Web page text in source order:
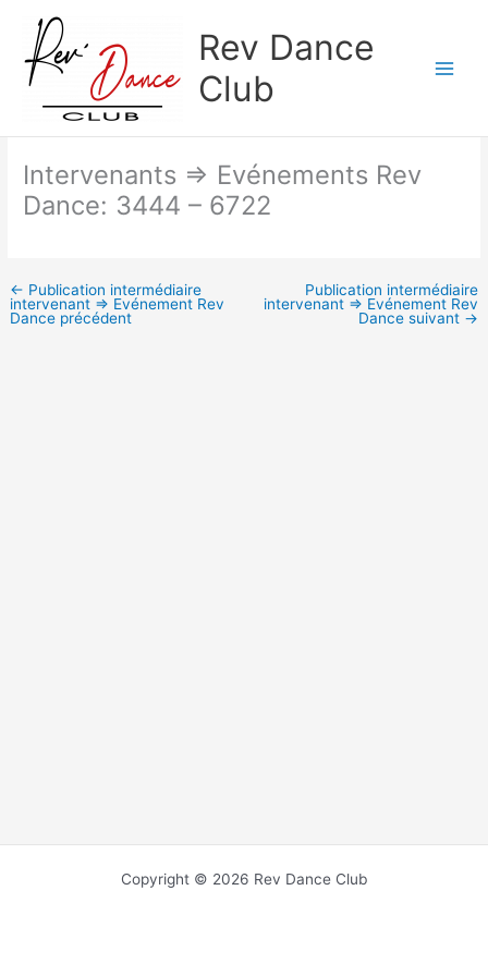
contenu
Rev Dance
Club
Intervenants => Evénements Rev
Dance: 3444 – 6722
← Publication intermédiaire
intervenant => Evénement Rev
Dance précédent
Publication intermédiaire
intervenant => Evénement Rev
Dance suivant →
Copyright © 2026 Rev Dance Club